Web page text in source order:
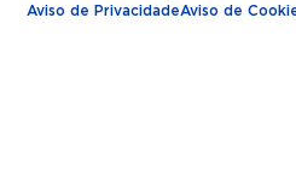
Aviso de PrivacidadeAviso de